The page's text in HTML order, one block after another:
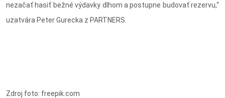
nezačať hasiť bežné výdavky dlhom a postupne budovať rezervu,“
uzatvára Peter Gurecka z PARTNERS.
Zdroj foto: freepik.com